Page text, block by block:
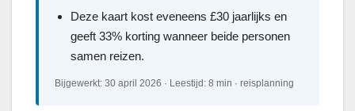
Deze kaart kost eveneens £30 jaarlijks en
geeft 33% korting wanneer beide personen
samen reizen.
Bijgewerkt: 30 april 2026 · Leestijd: 8 min · reisplanning